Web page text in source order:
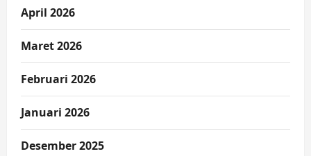
April 2026
Maret 2026
Februari 2026
Januari 2026
Desember 2025